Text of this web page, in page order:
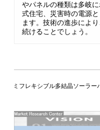
やパネルの種類は多岐
式住宅、災害時の電源
ます。技術の進歩によ
続けることでしょう。
セミフレキシブル多結晶ソーラ